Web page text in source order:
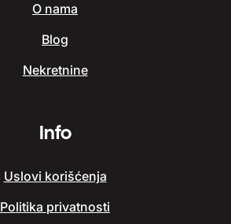
O nama
Blog
Nekretnine
Info
Uslovi korišćenja
Politika privatnosti